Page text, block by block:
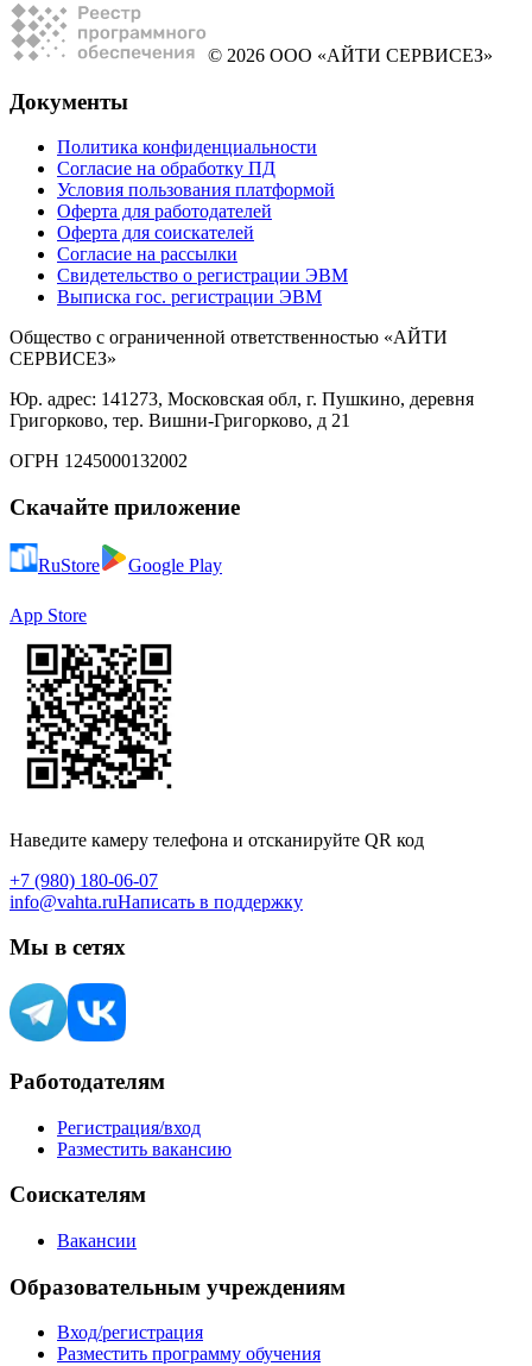
© 2026 ООО «АЙТИ СЕРВИСЕЗ»
Документы
Политика конфиденциальности
Согласие на обработку ПД
Условия пользования платформой
Оферта для работодателей
Оферта для соискателей
Согласие на рассылки
Свидетельство о регистрации ЭВМ
Выписка гос. регистрации ЭВМ
Общество с ограниченной ответственностью «АЙТИ
СЕРВИСЕЗ»
Юр. адрес: 141273, Московская обл, г. Пушкино, деревня
Григорково, тер. Вишни-Григорково, д 21
ОГРН 1245000132002
Скачайте приложение
RuStore Google Play
App Store
Наведите камеру телефона и отсканируйте QR код
+7 (980) 180-06-07
info@vahta.ruНаписать в поддержку
Мы в сетях
Работодателям
Регистрация/вход
Разместить вакансию
Соискателям
Вакансии
Образовательным учреждениям
Вход/регистрация
Разместить программу обучения